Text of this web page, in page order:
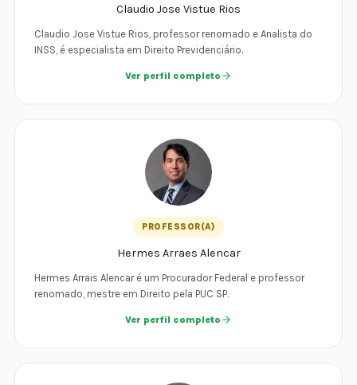
Claudio Jose Vistue Rios
Claudio Jose Vistue Rios, professor renomado e Analista do
INSS, é especialista em Direito Previdenciário.
Ver perfil completo
PROFESSOR(A)
Hermes Arraes Alencar
Hermes Arrais Alencar é um Procurador Federal e professor
renomado, mestre em Direito pela PUC SP.
Ver perfil completo